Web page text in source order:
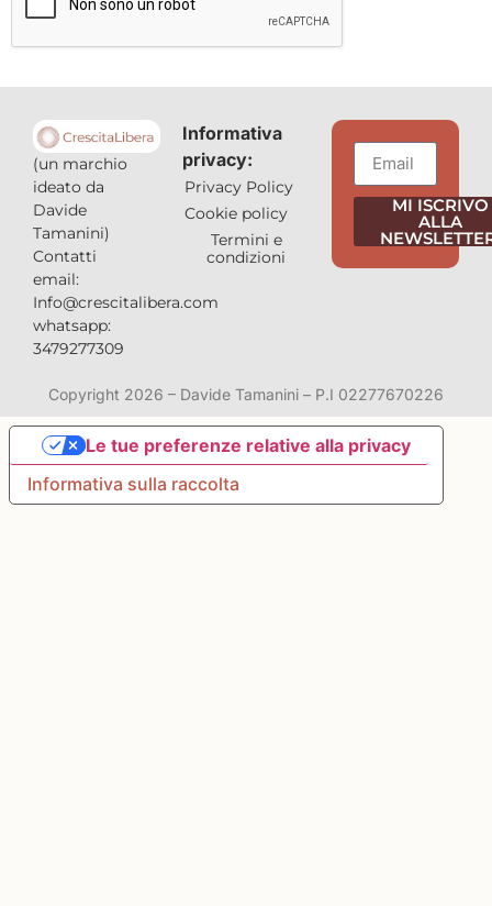
(un marchio
ideato da
Davide
Tamanini)
Contatti
email:
Info@crescitalibera.com
whatsapp:
3479277309
Informativa
privacy:
Privacy Policy
Cookie policy
Termini e
condizioni
MI ISCRIVO
ALLA
Copyright 2026 – Davide Tamanini – P.I 02277670226
Informativa sulla raccolta
Le tue preferenze relative alla privacy